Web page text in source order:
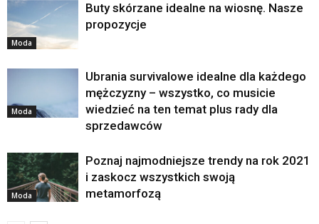
Moda
Buty skórzane idealne na wiosnę. Nasze
propozycje
Moda
Ubrania survivalowe idealne dla każdego
mężczyzny – wszystko, co musicie
wiedzieć na ten temat plus rady dla
sprzedawców
Moda
Poznaj najmodniejsze trendy na rok 2021
i zaskocz wszystkich swoją
metamorfozą